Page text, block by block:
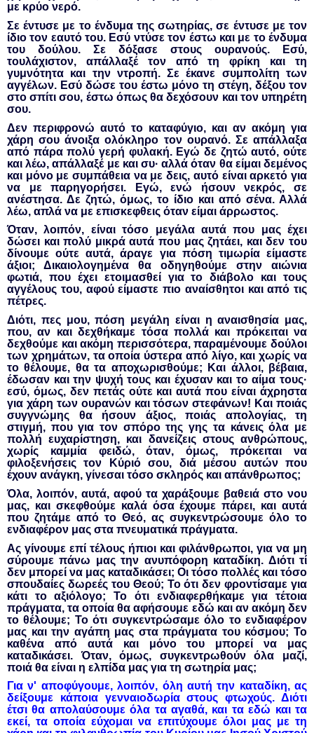
με κρύο νερό.
Σε έντυσε με το ένδυμα της σωτηρίας, σε έντυσε με τον
ίδιο τον εαυτό του. Εσύ ντύσε τον έστω και με το ένδυμα
του δούλου. Σε δόξασε στους ουρανούς. Εσύ,
τουλάχιστον, απάλλαξέ τον από τη φρίκη και τη
γυμνότητα και την ντροπή. Σε έκανε συμπολίτη των
αγγέλων. Εσύ δώσε του έστω μόνο τη στέγη, δέξου τον
στο σπίτι σου, έστω όπως θα δεχόσουν και τον υπηρέτη
σου.
Δεν περιφρονώ αυτό το καταφύγιο, και αν ακόμη για
χάρη σου άνοιξα ολόκληρο τον ουρανό. Σε απάλλαξα
από πάρα πολύ γερή φυλακή. Εγώ δε ζητώ αυτό, ούτε
και λέω, απάλλαξέ με και συ· αλλά όταν θα είμαι δεμένος
και μόνο με συμπάθεια να με δεις, αυτό είναι αρκετό για
να με παρηγορήσει. Εγώ, ενώ ήσουν νεκρός, σε
ανέστησα. Δε ζητώ, όμως, το ίδιο και από σένα. Αλλά
λέω, απλά να με επισκεφθεις όταν είμαι άρρωστος.
Όταν, λοιπόν, είναι τόσο μεγάλα αυτά που μας έχει
δώσει και πολύ μικρά αυτά που μας ζητάει, και δεν του
δίνουμε ούτε αυτά, άραγε για πόση τιμωρία είμαστε
άξιοι; Δικαιολογημένα θα οδηγηθούμε στην αιώνια
φωτιά, που έχει ετοιμασθεί για το διάβολο και τους
αγγέλους του, αφού είμαστε πιο αναίσθητοι και από τις
πέτρες.
Διότι, πες μου, πόση μεγάλη είναι η αναισθησία μας,
που, αν και δεχθήκαμε τόσα πολλά και πρόκειται να
δεχθούμε και ακόμη περισσότερα, παραμένουμε δούλοι
των χρημάτων, τα οποία ύστερα από λίγο, και χωρίς να
το θέλουμε, θα τα αποχωρισθούμε; Και άλλοι, βέβαια,
έδωσαν και την ψυχή τους και έχυσαν και το αίμα τους·
εσύ, όμως, δεν πετάς ούτε και αυτά που είναι άχρηστα
για χάρη των ουρανών και τόσων στεφάνων! Και ποιάς
συγγνώμης θα ήσουν άξιος, ποιάς απολογίας, τη
στιγμή, που για τον σπόρο της γης τα κάνεις όλα με
πολλή ευχαρίστηση, και δανείζεις στους ανθρώπους,
χωρίς καμμία φειδώ, όταν, όμως, πρόκειται να
φιλοξενήσεις τον Κύριό σου, διά μέσου αυτών που
έχουν ανάγκη, γίνεσαι τόσο σκληρός και απάνθρωπος;
Όλα, λοιπόν, αυτά, αφού τα χαράξουμε βαθειά στο νου
μας, και σκεφθούμε καλά όσα έχουμε πάρει, και αυτά
που ζητάμε από το Θεό, ας συγκεντρώσουμε όλο το
ενδιαφέρον μας στα πνευματικά πράγματα.
Ας γίνουμε επί τέλους ήπιοι και φιλάνθρωποι, για να μη
σύρουμε πάνω μας την ανυπόφορη καταδίκη. Διότι τί
δεν μπορεί να μας καταδικάσει; Οι τόσο πολλές και τόσο
σπουδαίες δωρεές του Θεού; Το ότι δεν φροντίσαμε για
κάτι το αξιόλογο; Το ότι ενδιαφερθήκαμε για τέτοια
πράγματα, τα οποία θα αφήσουμε εδώ και αν ακόμη δεν
το θέλουμε; Το ότι συγκεντρώσαμε όλο το ενδιαφέρον
μας και την αγάπη μας στα πράγματα του κόσμου; Το
καθένα από αυτά και μόνο του μπορεί να μας
καταδικάσει. Όταν, όμως, συγκεντρωθούν όλα μαζί,
ποιά θα είναι η ελπίδα μας για τη σωτηρία μας;
Για ν' αποφύγουμε, λοιπόν, όλη αυτή την καταδίκη, ας
δείξουμε κάποια γενναιοδωρία στους φτωχούς. Διότι
έτσι θα απολαύσουμε όλα τα αγαθά, και τα εδώ και τα
εκεί, τα οποία εύχομαι να επιτύχουμε όλοι μας με τη